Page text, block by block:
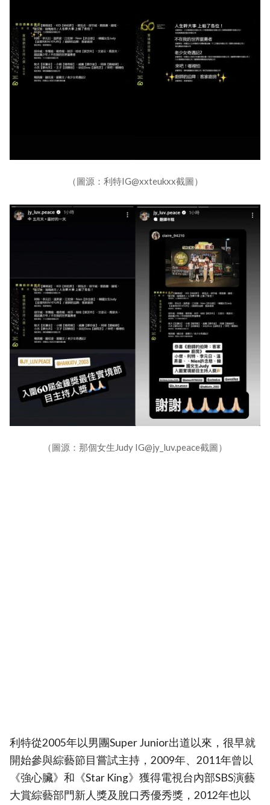
（圖源：利特IG@xxteukxx截圖）
（圖源：那個女生Judy IG@jy_luv.peace截圖）
利特從2005年以男團Super Junior出道以來，很早就
開始參與綜藝節目嘗試主持，2009年、2011年曾以
《強心臟》和《Star King》獲得電視台內部SBS演藝
大賞綜藝部門新人獎及脫口秀優秀獎，2012年也以